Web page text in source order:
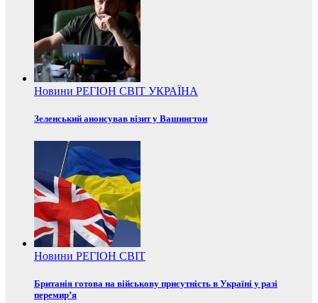
Новини РЕГІОН СВІТ УКРАЇНА
Зеленський анонсував візит у Вашингтон
Новини РЕГІОН СВІТ
Британія готова на військову присутність в Україні у разі
перемир’я